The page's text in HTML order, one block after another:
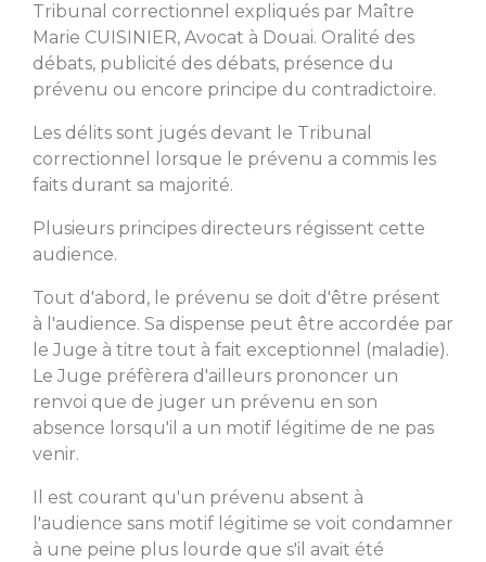
Tribunal correctionnel expliqués par Maître
Marie CUISINIER, Avocat à Douai. Oralité des
débats, publicité des débats, présence du
prévenu ou encore principe du contradictoire.
Les délits sont jugés devant le Tribunal
correctionnel lorsque le prévenu a commis les
faits durant sa majorité.
Plusieurs principes directeurs régissent cette
audience.
Tout d'abord, le prévenu se doit d'être présent
à l'audience. Sa dispense peut être accordée par
le Juge à titre tout à fait exceptionnel (maladie).
Le Juge préfèrera d'ailleurs prononcer un
renvoi que de juger un prévenu en son
absence lorsqu'il a un motif légitime de ne pas
venir.
Il est courant qu'un prévenu absent à
l'audience sans motif légitime se voit condamner
à une peine plus lourde que s'il avait été